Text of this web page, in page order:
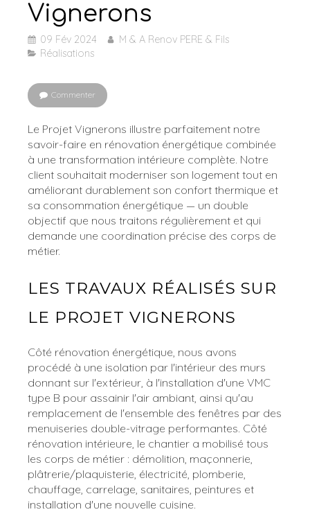
Vignerons
09 Fév 2024
M & A Renov PERE & Fils
Réalisations
Commenter
Le Projet Vignerons illustre parfaitement notre
savoir-faire en rénovation énergétique combinée
à une transformation intérieure complète. Notre
client souhaitait moderniser son logement tout en
améliorant durablement son confort thermique et
sa consommation énergétique — un double
objectif que nous traitons régulièrement et qui
demande une coordination précise des corps de
métier.
LES TRAVAUX RÉALISÉS SUR
LE PROJET VIGNERONS
Côté rénovation énergétique, nous avons
procédé à une isolation par l'intérieur des murs
donnant sur l'extérieur, à l'installation d'une VMC
type B pour assainir l'air ambiant, ainsi qu'au
remplacement de l'ensemble des fenêtres par des
menuiseries double-vitrage performantes. Côté
rénovation intérieure, le chantier a mobilisé tous
les corps de métier : démolition, maçonnerie,
plâtrerie/plaquisterie, électricité, plomberie,
chauffage, carrelage, sanitaires, peintures et
installation d'une nouvelle cuisine.